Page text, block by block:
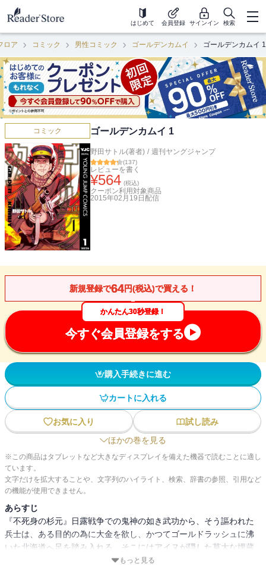
はじめて 会員登録 サインイン 検索
ロア コミック 男性コミック ゴールデンカムイ ゴールデンカムイ 1
コミック ゴールデンカムイ 1
野田サトル(著者) / 週刊ヤングジャンプ
(137)
レビューを書く
¥564 (税込)
クーポン利用対象商品
2015年02月19日 配信
新規登録で64円(税込)で買える！
かんたん30秒登録！
今すぐ会員登録をする
購入手続きに進む
カートに入れる
お気に入り
試し読み
ほかの巻を見る
※この商品はタブレットなど大きなディスプレイを備えた機器で読むことに適し
ています。
文字だけを拡大することや、文字列のハイライト、検索、辞書の参照、引用など
の機能が使用できません。
あらすじ
『不死身の杉元』日露戦争での鬼神の如き武功から、そう謳われた
兵士は、ある目的の為に大金を欲し、かつてゴールドラッシュに沸
いた北海道へ足を踏み入れる。そこにはアイヌが隠した莫大な埋蔵
金への手掛かりが!? 立ち塞がる圧倒的な大自然と凶悪な死刑囚。そ
もっと見る